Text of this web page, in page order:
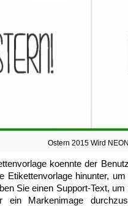
Ostern 2015 Wird NEON
koennte der
Etikettenvorlage hinunter,
Sie einen Support-Text,
ein Markenimage